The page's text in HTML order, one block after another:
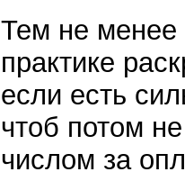
Тем не менее
практике
если есть
чтоб потом
числом за